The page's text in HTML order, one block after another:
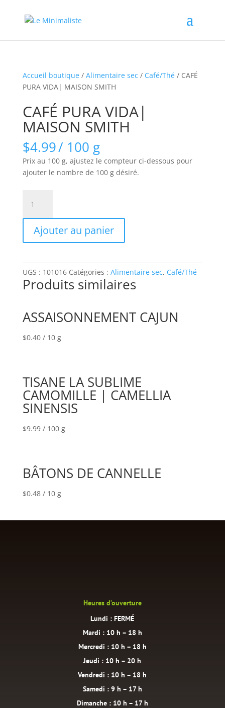
Accueil boutique/ Alimentaire sec / Café/Thé/ CAFÉ
PURA VIDA| MAISON SMITH
CAFÉ PURA VIDA|
MAISON SMITH
$4.99/ 100 g
Prix au 100 g, ajustez le compteur ci-dessous pour
ajouter le nombre de 100 g désiré.
CAFÉ
PURA
VIDA|
SMITH
Ajouter au panier
UGS : 101016 Catégories : Alimentaire sec, Café/Thé
Produits similaires
ASSAISONNEMENT CAJUN
$0.40 / 10 g
TISANE LA SUBLIME
CAMOMILLE | CAMELLIA
SINENSIS
$9.99 / 100 g
BÂTONS DE CANNELLE
$0.48 / 10 g
Heures d’ouverture
Lundi : FERMÉ
Mardi : 10 h – 18 h
Mercredi : 10 h – 18 h
Jeudi : 10 h – 20 h
Vendredi : 10 h – 18 h
Samedi : 9 h – 17 h
Dimanche : 10 h – 17 h